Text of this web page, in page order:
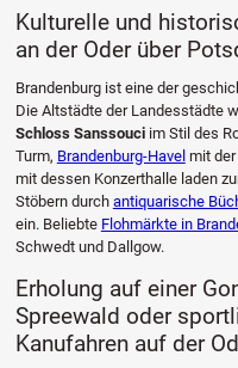
Kulturelle und
an der Oder über
Brandenburg ist eine der
Die Altstädte der Landesstädte
Schloss Sanssouciim Stil des
Turm, Brandenburg-Havel mit
mit dessen Konzerthalle laden
Stöbern durch antiquarische
ein. Beliebte Flohmärkte in
Schwedt und Dallgow.
Erholung auf einer
Spreewald oder
Kanufahren auf der